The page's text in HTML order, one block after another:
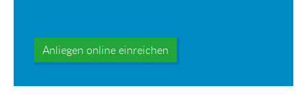
Anliegen online einreichen